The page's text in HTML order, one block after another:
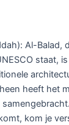
Al-Balad,
staat,
heeft het
kom je